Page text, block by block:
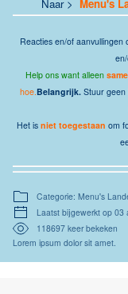
Naar > Menu's
Reacties en/of aanvullingen
Help ons want alleen
hoe.Belangrijk.Stuur geen
Het is niet toegestaan om
Categorie: Menu's
Laatst bijgewerkt op 03
118697 keer bekeken
Lorem ipsum dolor sit amet.